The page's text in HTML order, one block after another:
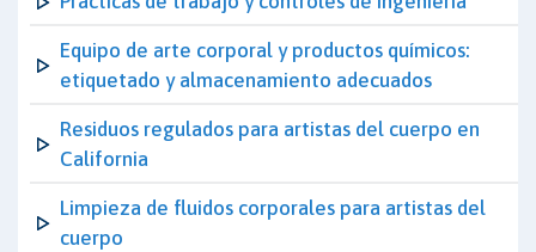
Equipo de arte corporal y productos químicos:
etiquetado y almacenamiento adecuados
Residuos regulados para artistas del cuerpo en
California
Limpieza de fluidos corporales para artistas del
cuerpo